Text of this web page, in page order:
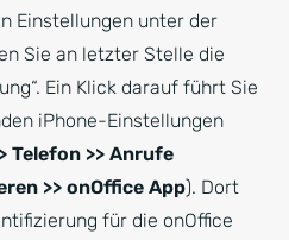
Einstellungen unter der
Sie an letzter Stelle die
Ein Klick darauf führt Sie
iPhone-Einstellungen
Telefon >> Anrufe
>> onOffice App). Dort
für die onOffice